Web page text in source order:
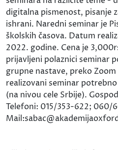
digitalna pismenost, pisanje
ishrani. Naredni seminar je
školskih časova. Datum
2022. godine. Cena je
prijavljeni polaznici seminar
grupne nastave, preko
realizovani seminar
(na nivou cele Srbije).
Telefoni: 015/353-622; 060/